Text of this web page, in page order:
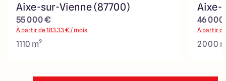
Aixe-sur-Vienne (87700)
55 000 €
À partir de183.33€ / mois
1110 m²
Aixe-
46 000
À partir
2000